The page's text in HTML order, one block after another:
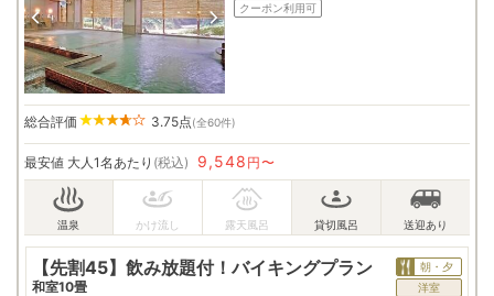
クーポン利用可
総合評価 3.75点(全60件)
最安値 大人1名あたり (税込) 9,548 円〜
【先割45】飲み放題付！バイキングプラン
和室10畳
朝・夕
洋室